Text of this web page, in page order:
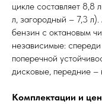
цикле составляет 8,8
л, загородный – 7,3
бензин с октановым
независимые:
поперечной
дисковые, передние –
Комплектации и